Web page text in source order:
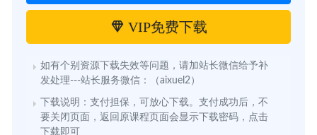
VIP免费下载
如有个别资源下载失效等问题，请加站长微信给予补
发处理---站长服务微信：（aixuel2）
下载说明：支付担保，可放心下载。支付成功后，不
要关闭页面，返回原课程页面会显示下载密码，点击
下载即可